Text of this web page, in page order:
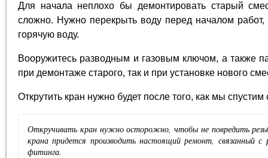
Для начала неплохо бы демонтировать старый
сложно. Нужно перекрыть воду перед началом работ,
горячую воду.
Вооружитесь разводным и газовым ключом, а также
при демонтаже старого, так и при установке нового
Открутить кран нужно будет после того, как мы спустим
Откручивать кран нужно осторожно, чтобы не повредить
крана придется производить настоящий ремонт, связанный
фитинга.